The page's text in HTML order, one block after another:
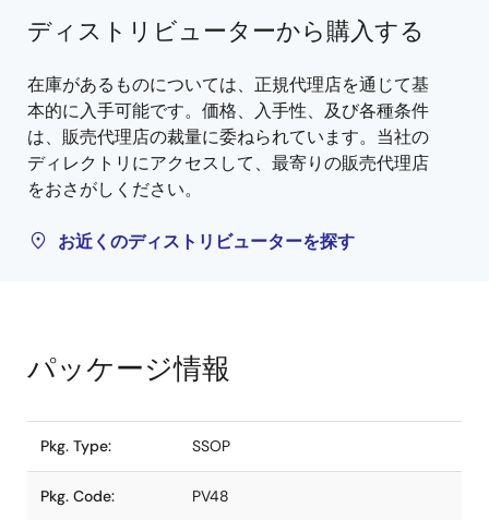
ディストリビューターから購入する
在庫があるものについては、正規代理店を通じて基
本的に入手可能です。価格、入手性、及び各種条件
は、販売代理店の裁量に委ねられています。当社の
ディレクトリにアクセスして、最寄りの販売代理店
をおさがしください。
お近くのディストリビューターを探す
パッケージ情報
Pkg. Type: SSOP
Pkg. Code: PV48